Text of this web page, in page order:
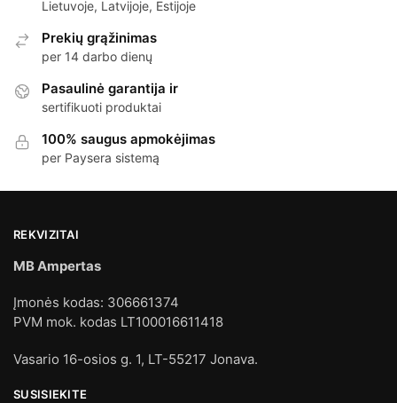
Lietuvoje, Latvijoje, Estijoje
Prekių grąžinimas
per 14 darbo dienų
Pasaulinė garantija ir
sertifikuoti produktai
100% saugus apmokėjimas
per Paysera sistemą
REKVIZITAI
MB Ampertas
Įmonės kodas: 306661374
PVM mok. kodas LT100016611418
Vasario 16-osios g. 1, LT-55217 Jonava.
SUSISIEKITE